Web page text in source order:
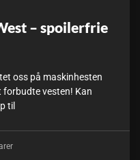
– spoilerfrie
oss på maskinhesten
forbudte vesten! Kan
til